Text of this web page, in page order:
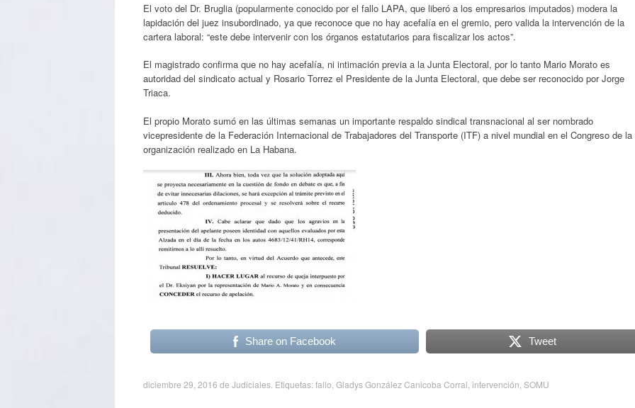
El voto del Dr. Bruglia (popularmente conocido por el fallo LAPA, que liberó a los empresarios imputados) modera la
lapidación del juez insubordinado, ya que reconoce que no hay acefalía en el gremio, pero valida la intervención de la
cartera laboral: “este debe intervenir con los órganos estatutarios para fiscalizar los actos”.
El magistrado confirma que no hay acefalía, ni intimación previa a la Junta Electoral, por lo tanto Mario Morato es
autoridad del sindicato actual y Rosario Torrez el Presidente de la Junta Electoral, que debe ser reconocido por Jorge
Triaca.
El propio Morato sumó en las últimas semanas un importante respaldo sindical transnacional al ser nombrado
vicepresidente de la Federación Internacional de Trabajadores del Transporte (ITF) a nivel mundial en el Congreso de la
organización realizado en La Habana.
Share on Facebook Tweet
diciembre 29, 2016 de Judiciales . Etiquetas:fallo Gladys González Canicoba Corral intervención SOMU